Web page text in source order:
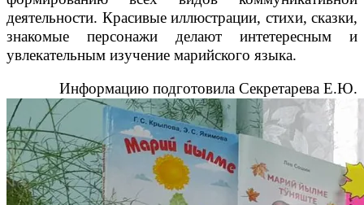
деятельности. Красивые иллюстрации, стихи, сказки,
знакомые персонажи делают интетересным и
увлекательным изучение марийского языка.
Информацию подготовила Секретарева Е.Ю.